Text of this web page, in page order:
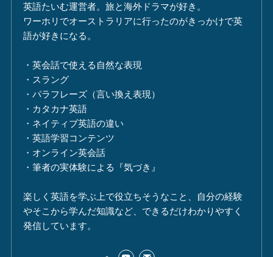
英語たいむ運営者。旅と海外ドラマが好き。
ワーホリでオーストラリアに行ったのがきっかけで英
語が好きになる。
・英会話で使える自然な表現
・スラング
・パラフレーズ（言い換え表現）
・カタカナ英語
・ネイティブ英語の違い
・英語学習コンテンツ
・オンライン英会話
・筆者の実体験による『気づき』
楽しく英語を学ぶ上で役立ちそうなこと、自分の経験
やそこから学んだ知識など、できるだけわかりやすく
発信しています。